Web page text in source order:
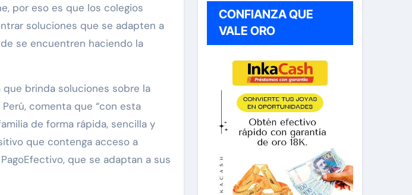
por eso es que los colegios
soluciones que se adapten a
se encuentren haciendo la
que brinda soluciones sobre la
comenta que “con esta
de forma rápida, sencilla y
que contenga acceso a
que se adaptan a sus
CONFIANZA QUE
VALE ORO